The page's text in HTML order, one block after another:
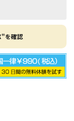
を確認